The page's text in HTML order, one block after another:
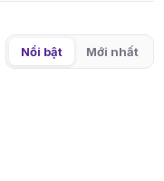
Nổi bật Mới nhất